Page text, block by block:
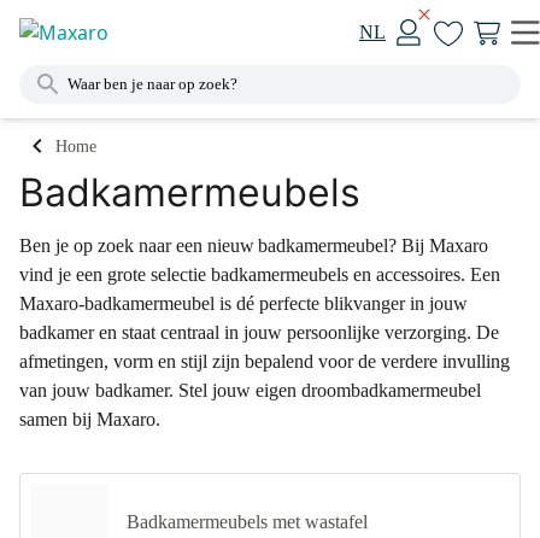
NL
Home
Badkamermeubels
Ben je op zoek naar een nieuw badkamermeubel? Bij Maxaro
vind je een grote selectie badkamermeubels en accessoires. Een
Maxaro-badkamermeubel is dé perfecte blikvanger in jouw
badkamer en staat centraal in jouw persoonlijke verzorging. De
afmetingen, vorm en stijl zijn bepalend voor de verdere invulling
van jouw badkamer. Stel jouw eigen droombadkamermeubel
samen bij Maxaro.
Badkamermeubels met wastafel